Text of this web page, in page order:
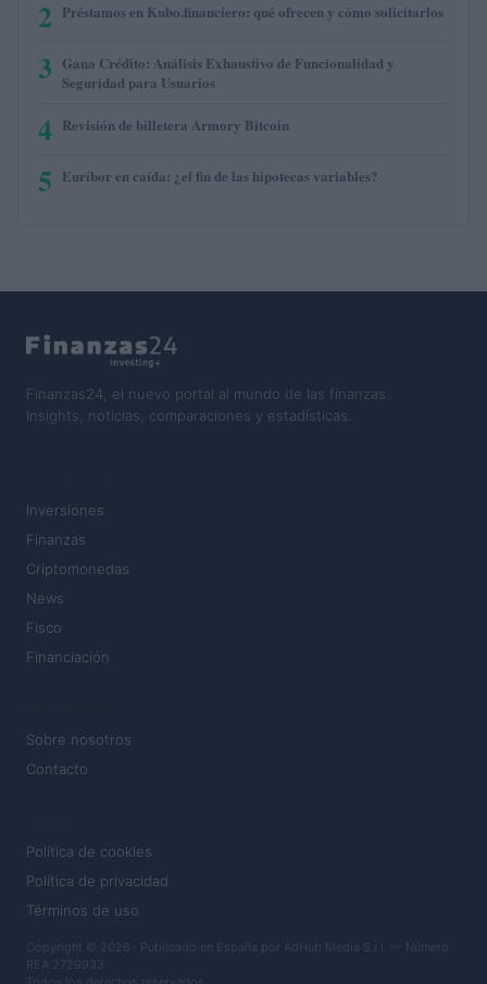
2 Préstamos en Kubo.financiero: qué ofrecen y cómo solicitarlos
3 Gana Crédito: Análisis Exhaustivo de Funcionalidad y
Seguridad para Usuarios
4 Revisión de billetera Armory Bitcoin
5 Euríbor en caída: ¿el fin de las hipotecas variables?
Finanzas24, el nuevo portal al mundo de las finanzas.
Insights, noticias, comparaciones y estadísticas.
Inversiones
Finanzas
Criptomonedas
News
Fisco
Financiación
Sobre nosotros
Contacto
Política de cookies
Política de privacidad
Términos de uso
Copyright © 2026 · Publicado en España por AdHub Media S.r.l. — Número
REA 2729933